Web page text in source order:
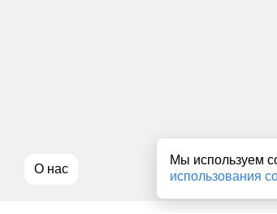
Мы используем
использования
О нас